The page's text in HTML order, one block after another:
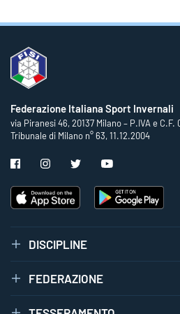
Federazione Italiana Sport Invernali
via Piranesi 46, 20137 Milano – P.IVA e
Tribunale di Milano n° 63, 11.12.2004
DISCIPLINE
FEDERAZIONE